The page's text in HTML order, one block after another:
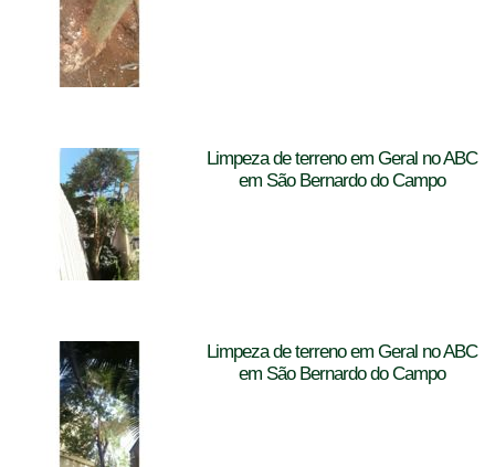
Limpeza de terreno em Geral no ABC
em São Bernardo do Campo
Limpeza de terreno em Geral no ABC
em São Bernardo do Campo